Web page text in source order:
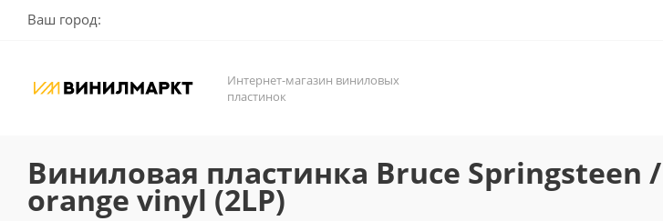
Ваш город:
Интернет-магазин виниловых
пластинок
Виниловая пластинка Bruce
orange vinyl (2LP)